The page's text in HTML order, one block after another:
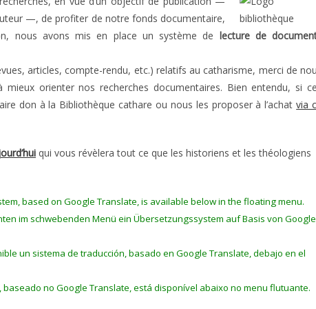
—, de profiter de notre fonds documentaire,
nous avons mis en place un système de lecture de
articles, compte-rendu, etc.) relatifs au catharisme, merci de
orienter nos recherches documentaires. Bien entendu, si
don à la Bibliothèque cathare ou nous les proposer à l’achatvia
qui vous révèlera tout ce que les historiens et les théologiens
based on Google Translate, is available below in the floating menu.
im schwebenden Menü ein Übersetzungssystem auf Basis von Google
un sistema de traducción, basado en Google Translate, debajo en el
no Google Translate, está disponível abaixo no menu flutuante.